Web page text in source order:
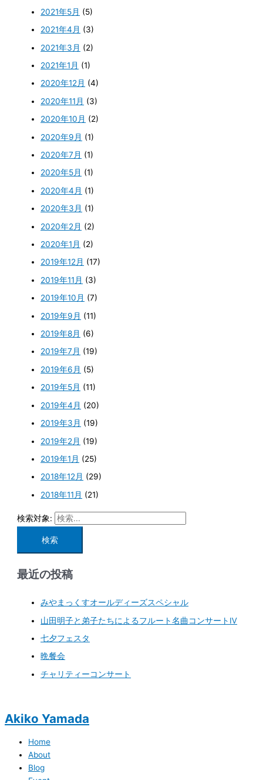
2021年5月 (5)
2021年4月 (3)
2021年3月 (2)
2021年1月 (1)
2020年12月 (4)
2020年11月 (3)
2020年10月 (2)
2020年9月 (1)
2020年7月 (1)
2020年5月 (1)
2020年4月 (1)
2020年3月 (1)
2020年2月 (2)
2020年1月 (2)
2019年12月 (17)
2019年11月 (3)
2019年10月 (7)
2019年9月 (11)
2019年8月 (6)
2019年7月 (19)
2019年6月 (5)
2019年5月 (11)
2019年4月 (20)
2019年3月 (19)
2019年2月 (19)
2019年1月 (25)
2018年12月 (29)
2018年11月 (21)
検索対象:
最近の投稿
みやまっくすオールディーズスペシャル
山田明子と弟子たちによるフルート名曲コンサートⅣ
七夕フェスタ
晩餐会
チャリティーコンサート
Akiko Yamada
Home
About
Blog